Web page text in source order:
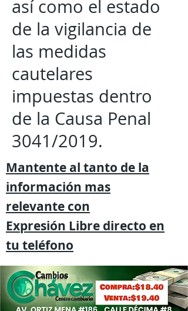
así como el estado
de la vigilancia de
las medidas
cautelares
impuestas dentro
de la Causa Penal
3041/2019.
Mantente al tanto de la
información mas
relevante con
Expresión Libre directo en
tu teléfono